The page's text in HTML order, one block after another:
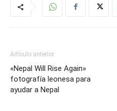
Artículo anterior
«Nepal Will Rise Again»
fotografía leonesa para
ayudar a Nepal